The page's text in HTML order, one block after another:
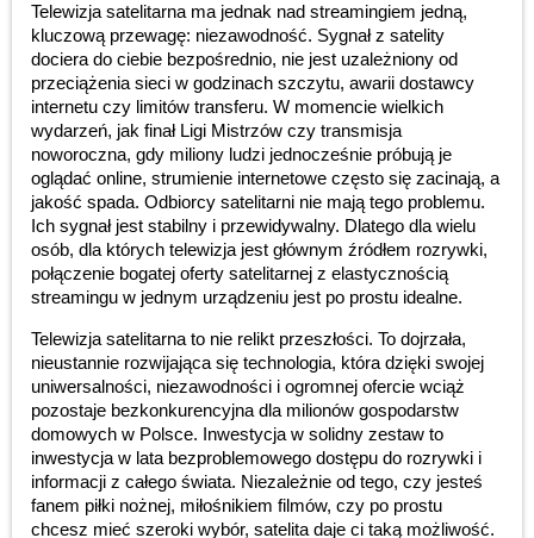
Telewizja satelitarna ma jednak nad streamingiem jedną,
kluczową przewagę: niezawodność. Sygnał z satelity
dociera do ciebie bezpośrednio, nie jest uzależniony od
przeciążenia sieci w godzinach szczytu, awarii dostawcy
internetu czy limitów transferu. W momencie wielkich
wydarzeń, jak finał Ligi Mistrzów czy transmisja
noworoczna, gdy miliony ludzi jednocześnie próbują je
oglądać online, strumienie internetowe często się zacinają, a
jakość spada. Odbiorcy satelitarni nie mają tego problemu.
Ich sygnał jest stabilny i przewidywalny. Dlatego dla wielu
osób, dla których telewizja jest głównym źródłem rozrywki,
połączenie bogatej oferty satelitarnej z elastycznością
streamingu w jednym urządzeniu jest po prostu idealne.
Telewizja satelitarna to nie relikt przeszłości. To dojrzała,
nieustannie rozwijająca się technologia, która dzięki swojej
uniwersalności, niezawodności i ogromnej ofercie wciąż
pozostaje bezkonkurencyjna dla milionów gospodarstw
domowych w Polsce. Inwestycja w solidny zestaw to
inwestycja w lata bezproblemowego dostępu do rozrywki i
informacji z całego świata. Niezależnie od tego, czy jesteś
fanem piłki nożnej, miłośnikiem filmów, czy po prostu
chcesz mieć szeroki wybór, satelita daje ci taką możliwość.